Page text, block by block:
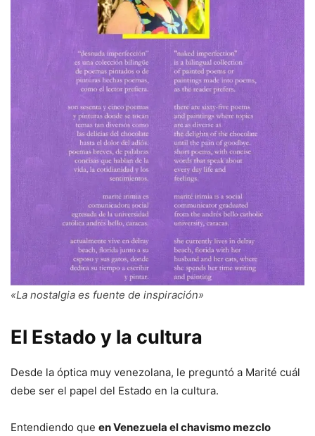
«La nostalgia es fuente de inspiración»
El Estado y la cultura
Desde la óptica muy venezolana, le preguntó a Marité cuál
debe ser el papel del Estado en la cultura.
Entendiendo que en Venezuela el chavismo mezclo